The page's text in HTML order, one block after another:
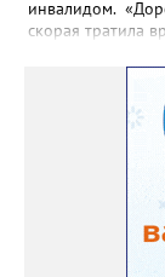
инвалидом.
скорая тратила
однажды
Жители писали
пытались
– рассказали в
они добились,
этого